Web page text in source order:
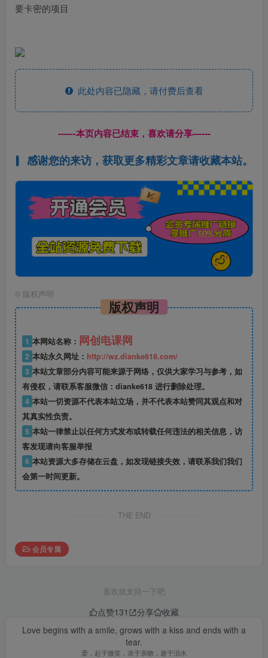
要卡密的项目
此处内容已隐藏，请付费后查看
------本页内容已结束，喜欢请分享------
感谢您的来访，获取更多精彩文章请收藏本站。
© 版权声明
版权声明
1 本网站名称： 网创电课网
2 本站永久网址： http://wz.dianke618.com/
3 本站文章部分内容可能来源于网络，仅供大家学习与参考，如
有侵权，请联系客服微信：dianke618 进行删除处理。
4 本站一切资源不代表本站立场，并不代表本站赞同其观点和对
其真实性负责。
5 本站一律禁止以任何方式发布或转载任何违法的相关信息，访
客发现请向客服举报
6 本站资源大多存储在云盘，如发现链接失效，请联系我们我们
会第一时间更新。
THE END
会员专属
喜欢就支持一下吧
点赞131 分享
收藏
Love begins with a smile, grows with a kiss and ends with a
tear.
爱，起于微笑，浓于亲吻，逝于泪水